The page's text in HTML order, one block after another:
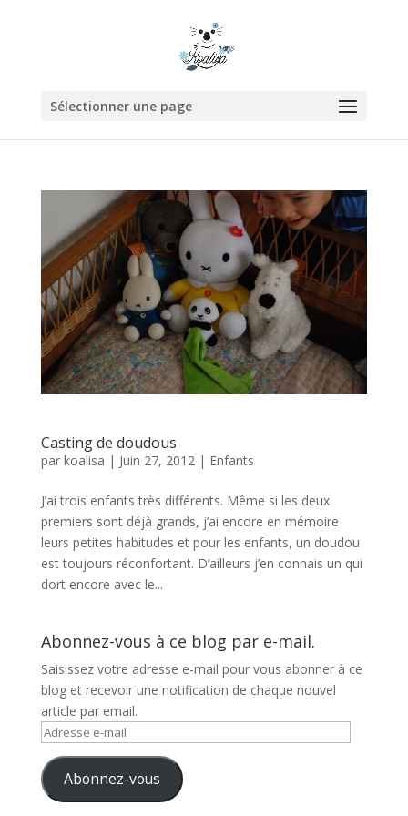
Sélectionner une page
Casting de doudous
par koalisa | Juin 27, 2012| Enfants
J’ai trois enfants très différents. Même si les deux
premiers sont déjà grands, j’ai encore en mémoire
leurs petites habitudes et pour les enfants, un doudou
est toujours réconfortant. D’ailleurs j’en connais un qui
dort encore avec le...
Abonnez-vous à ce blog par e-mail.
Saisissez votre adresse e-mail pour vous abonner à ce
blog et recevoir une notification de chaque nouvel
article par email.
Adresse
mail Abonnez-vous